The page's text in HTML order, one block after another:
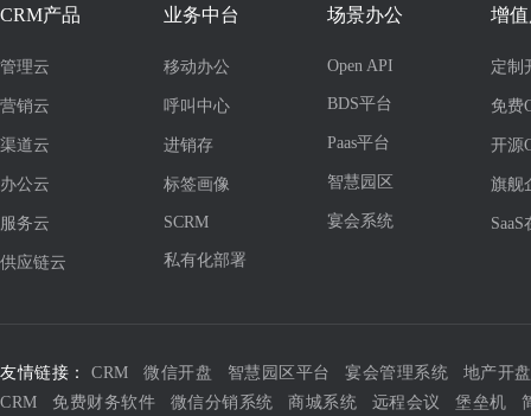
CRM产品
管理云
营销云
渠道云
办公云
服务云
供应链云
业务中台
移动办公
呼叫中心
进销存
标签画像
SCRM
私有化部署
场景办公
Open API
BDS平台
Paas平台
智慧园区
宴会系统
增
定制
免费
开源
旗舰
友情链接： CRM 微信开盘 智慧园区平台 宴会管理系统
地产开
CRM
免费财务软件 微信分销系统 商城系统 远程会议 堡垒机